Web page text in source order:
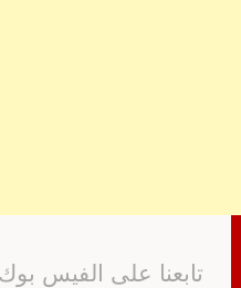
تابعنا على الفيس بوك